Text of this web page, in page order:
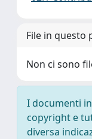
File in questo
Non ci sono
I documenti
copyright e
diversa